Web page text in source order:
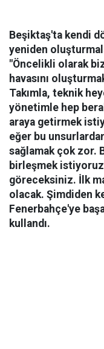
Beşiktaş'ta kendi
yeniden
"Öncelikli olarak
havasını
Takımla, teknik
yönetimle hep
araya getirmek
eğer bu
sağlamak çok zor.
birleşmek
göreceksiniz. İlk
olacak. Şimdiden
Fenerbahçe'ye
kullandı.